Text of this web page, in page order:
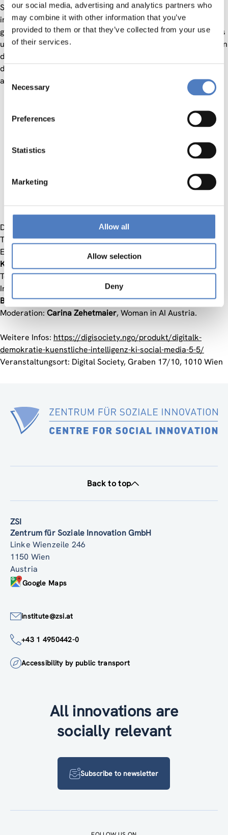
our social media, advertising and analytics partners who
may combine it with other information that you’ve
provided to them or that they’ve collected from your use
of their services.
Selection
Necessary
Preferences
Statistics
Marketing
Allow all
Allow selection
Deny
Social Media, ChatGPT und künstliche Intelligenz sind aktuell
in aller Munde. Dass aus allen drei Bereichen disruptive
gesellschaftliche Veränderung zu erwarten sind, ist ebenfalls
unbestritten. Welche Veränderungen und Herausforderungen
dies auch für die Demokratie und Politik bedeuten,
diskutieren wir in diesem Themenblock. Wir sprechen unter
anderem darüber:
Entwicklung der Demokratie?
Welche Rolle spielen Social Media in der Gestaltung
Wie verändert sich unsere Wahrnehmung in Bezug
Media?
Welche neue Partizipations- und Gestaltungsmodelle
Diese Veranstaltung ist Teil einer Serie, die sich mit dem
Thema “Zukunft der Demokratie” beschäftigt.
Es diskutieren:
Katja Maye
Technikforschung Universität Wien und Zentrum Soziale
Innovation ZSI.
Barbara Wimmer, futurzone.
Moderation: Carina Zehetmaier, Woman in AI Austria.
Weitere Infos: https://digisociety.ngo/produkt/digitalk-
demokratie-kuenstliche-intelligenz-ki-social-media-5-5/
Veranstaltungsort: Digital Society, Graben 17/10, 1010 Wien
Back to top
ZSI
Zentrum für Soziale Innovation GmbH
Linke Wienzeile 246
1150 Wien
Austria
Google Maps
institute@zsi.at
+43 1 4950442-0
Accessibility by public transport
All innovations are
socially relevant
Subscribe to newsletter